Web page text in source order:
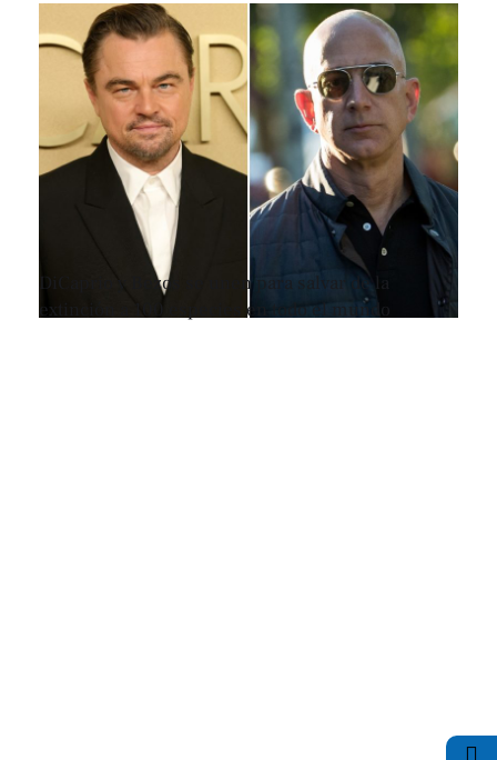
DiCaprio y Bezos se unen para salvar de la
extinción a 100 especies en todo el mundo